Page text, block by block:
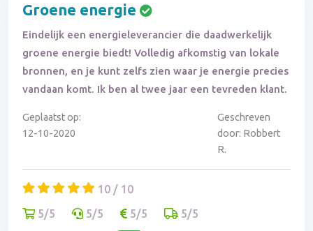
Groene energie
Eindelijk een energieleverancier die daadwerkelijk
groene energie biedt! Volledig afkomstig van lokale
bronnen, en je kunt zelfs zien waar je energie precies
vandaan komt. Ik ben al twee jaar een tevreden klant.
Geplaatst op:
12-10-2020
Geschreven
door: Robbert
R.
10 / 10
5/5
5/5 5/5
5/5